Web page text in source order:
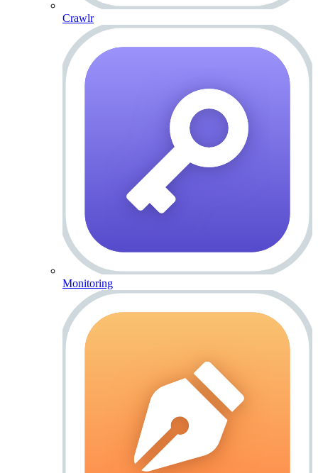
Crawlr
Monitoring